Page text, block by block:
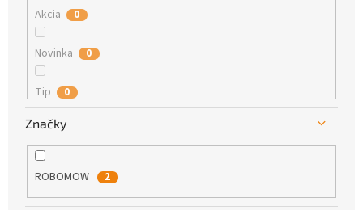
Akcia 0
Novinka 0
Tip 0
BLACK FRIDAY
Značky
ROBOMOW 2